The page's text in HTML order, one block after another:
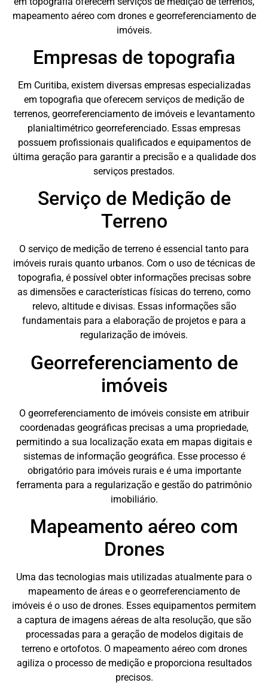
mapeamento aéreo com drones e georreferenciamento de
imóveis.
Empresas de topografia
Em Curitiba, existem diversas empresas especializadas
em topografia que oferecem serviços de medição de
terrenos, georreferenciamento de imóveis e levantamento
planialtimétrico georreferenciado. Essas empresas
possuem profissionais qualificados e equipamentos de
última geração para garantir a precisão e a qualidade dos
serviços prestados.
Serviço de Medição de
Terreno
O serviço de medição de terreno é essencial tanto para
imóveis rurais quanto urbanos. Com o uso de técnicas de
topografia, é possível obter informações precisas sobre
as dimensões e características físicas do terreno, como
relevo, altitude e divisas. Essas informações são
fundamentais para a elaboração de projetos e para a
regularização de imóveis.
Georreferenciamento de
imóveis
O georreferenciamento de imóveis consiste em atribuir
coordenadas geográficas precisas a uma propriedade,
permitindo a sua localização exata em mapas digitais e
sistemas de informação geográfica. Esse processo é
obrigatório para imóveis rurais e é uma importante
ferramenta para a regularização e gestão do patrimônio
imobiliário.
Mapeamento aéreo com
Drones
Uma das tecnologias mais utilizadas atualmente para o
mapeamento de áreas e o georreferenciamento de
imóveis é o uso de drones. Esses equipamentos permitem
a captura de imagens aéreas de alta resolução, que são
processadas para a geração de modelos digitais de
terreno e ortofotos. O mapeamento aéreo com drones
agiliza o processo de medição e proporciona resultados
precisos.